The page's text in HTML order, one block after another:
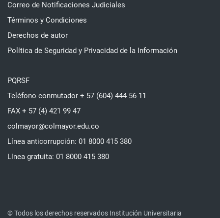
Correo de Notificaciones Judiciales
Términos y Condiciones
Derechos de autor
Política de Seguridad y Privacidad de la Información
PQRSF
Teléfono conmutador + 57 (604) 444 56 11
FAX + 57 (4) 421 99 47
colmayor@colmayor.edu.co
Línea anticorrupción: 01 8000 415 380
Línea gratuita: 01 8000 415 380
© Todos los derechos reservados Institución Universitaria